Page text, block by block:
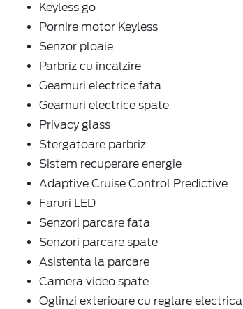
Keyless go
Pornire motor Keyless
Senzor ploaie
Parbriz cu incalzire
Geamuri electrice fata
Geamuri electrice spate
Privacy glass
Stergatoare parbriz
Sistem recuperare energie
Adaptive Cruise Control Predictive
Faruri LED
Senzori parcare fata
Senzori parcare spate
Asistenta la parcare
Camera video spate
Oglinzi exterioare cu reglare electrica